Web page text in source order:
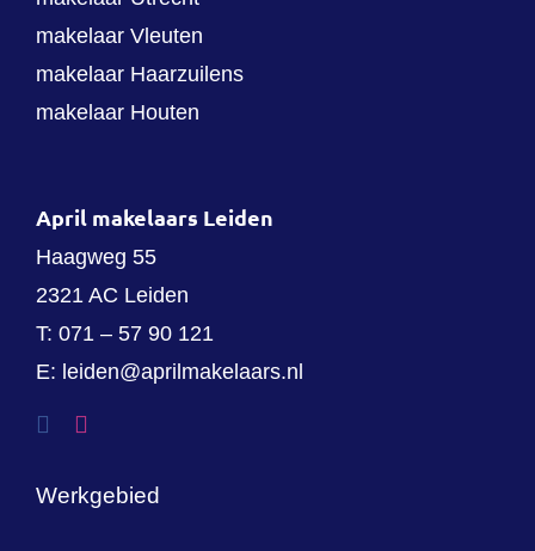
makelaar Vleuten
makelaar Haarzuilens
makelaar Houten
April makelaars Leiden
Haagweg 55
2321 AC Leiden
T: 071 – 57 90 121
E: leiden@aprilmakelaars.nl
Werkgebied